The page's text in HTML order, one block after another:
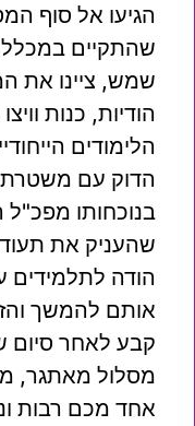
הגיעו אל סוף
שהתקיים
שמש, ציינו את
הודיות, כנות
הלימודים
הדוק עם
בנוכחותו
שהעניק את
הודה לתלמידים
אותם להמשך
קבע לאחר סיום
מסלול מאתגר,
אחד מכם רבות